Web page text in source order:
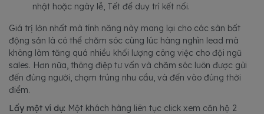
nhật hoặc ngày lễ, Tết để duy trì kết nối.
Giá trị lớn nhất mà tính năng này mang lại cho các sàn bất
động sản là có thể chăm sóc cùng lúc hàng nghìn lead mà
không làm tăng quá nhiều khối lượng công việc cho đội ngũ
sales. Hơn nữa, thông điệp tư vấn và chăm sóc luôn được gửi
đến đúng người, chạm trúng nhu cầu, và đến vào đúng thời
điểm.
Lấy một ví dụ: Một khách hàng liên tục click xem căn hộ 2